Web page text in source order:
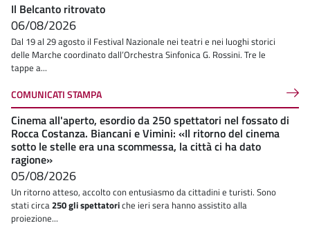
Il Belcanto ritrovato
06/08/2026
Dal 19 al 29 agosto il Festival Nazionale nei teatri e nei luoghi storici
delle Marche coordinato dall’Orchestra Sinfonica G. Rossini. Tre le
tappe a...
COMUNICATI STAMPA
Cinema all'aperto, esordio da 250 spettatori nel fossato di
Rocca Costanza. Biancani e Vimini: «Il ritorno del cinema
sotto le stelle era una scommessa, la città ci ha dato
ragione»
05/08/2026
Un ritorno atteso, accolto con entusiasmo da cittadini e turisti. Sono
stati circa250 gli spettatoriche ieri sera hanno assistito alla
proiezione...